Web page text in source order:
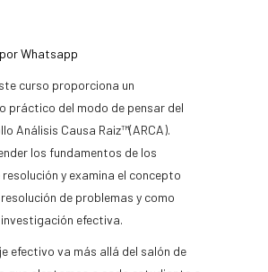
Whatsapp
curso proporciona un
práctico del modo de pensar del
Análisis Causa Raiz™(ARCA).
los fundamentos de los
y examina el concepto
de problemas y como
efectiva.
efectivo va más allá del salón de